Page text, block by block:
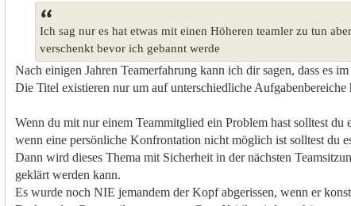
Ich sag nur es hat etwas mit einen Höheren teamler zu tun
verschenkt bevor ich gebannt werde
Nach einigen Jahren Teamerfahrung kann ich dir sagen, dass es
Die Titel existieren nur um auf unterschiedliche Aufgabenbereiche
Wenn du mit nur einem Teammitglied ein Problem hast solltest du
wenn eine persönliche Konfrontation nicht möglich ist solltest du
Dann wird dieses Thema mit Sicherheit in der nächsten
geklärt werden kann.
Es wurde noch NIE jemandem der Kopf abgerissen, wenn er